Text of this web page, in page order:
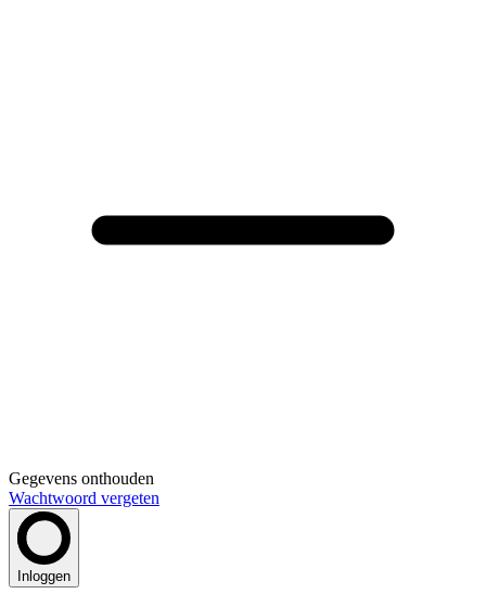
Gegevens onthouden
Wachtwoord vergeten
Inloggen